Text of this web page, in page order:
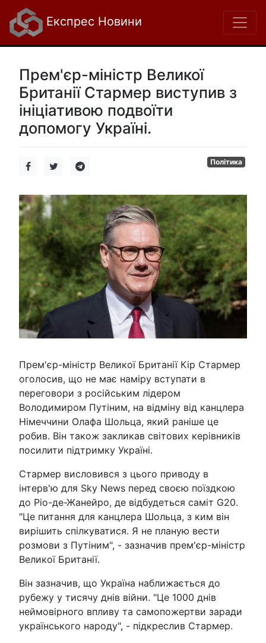
Експрес Новини
Прем'єр-міністр Великої
Британії Стармер виступив з
ініціативою подвоїти
допомогу Україні.
Політика
Прем'єр-міністр Великої Британії Кір Стармер
оголосив, що не має наміру вступати в
переговори з російським лідером
Володимиром Путіним, на відміну від канцлера
Німеччини Олафа Шольца, який раніше це
робив. Він також закликав світових керівників
посилити підтримку Україні.
Стармер висловився з цього приводу в
інтерв'ю для Sky News перед своєю поїздкою
до Ріо-де-Жанейро, де відбудеться саміт G20.
"Це питання для канцлера Шольца, з ким він
вирішить спілкуватися. Я не планую вести
розмови з Путіним", - зазначив прем'єр-міністр
Великої Британії.
Він зазначив, що Україна наближається до
рубежу у тисячу днів війни. "Це 1000 днів
неймовірного впливу та самопожертви заради
українського народу", - підкреслив Стармер.